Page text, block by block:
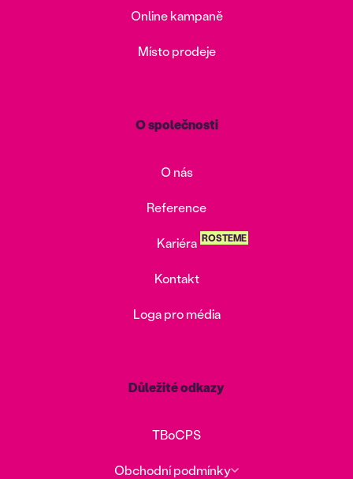
Online kampaně
Místo prodeje
O společnosti
O nás
Reference
Kariéra ROSTEME
Kontakt
Loga pro média
Důležité odkazy
TBoCPS
Obchodní podmínky